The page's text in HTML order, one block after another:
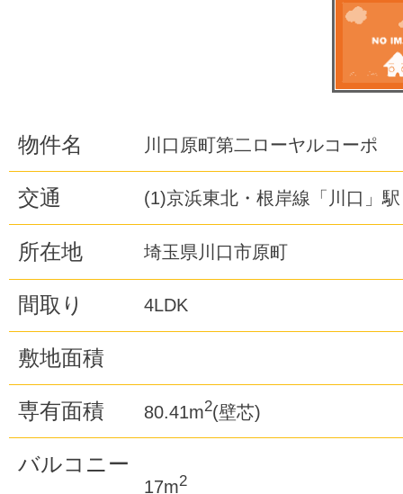
物件名 川口原町第二ローヤルコーポ
交通 (1)京浜東北・根岸線「川口」
所在地 埼玉県川口市原町
間取り 4LDK
敷地面積
専有面積 80.41m2(壁芯)
バルコニー
17m2